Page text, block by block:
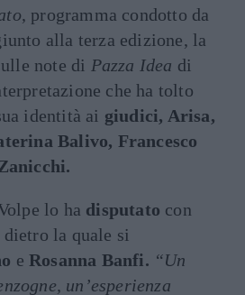
, programma condotto da
alla terza edizione, la
note di Pazza Idea di
che ha tolto
identità ai giudici, Arisa,
Balivo, Francesco
lo ha disputato con
dietro la quale si
eRosanna Banfi. “Un
un’esperienza